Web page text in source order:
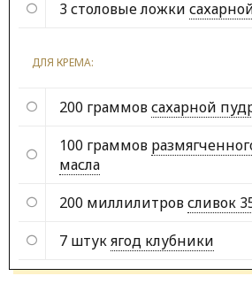
3 столовые ложки
ДЛЯ КРЕМА:
200 граммовсахарной
100 граммов
масла
200 миллилитровсливок
7 штукягод клубники